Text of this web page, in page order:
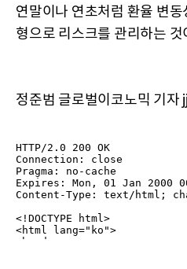
연말이나 연초처럼 환율 변
형으로 리스크를 관리하는 것
정준범 글로벌이코노믹 기